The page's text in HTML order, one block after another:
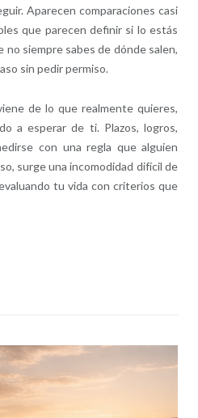
Aparecen comparaciones casi
que parecen definir si lo estás
no siempre sabes de dónde salen,
sin pedir permiso.
de lo que realmente quieres,
a esperar de ti. Plazos, logros,
con una regla que alguien
surge una incomodidad difícil de
tu vida con criterios que